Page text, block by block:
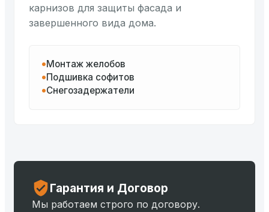
карнизов для защиты фасада и
завершенного вида дома.
Монтаж желобов
Подшивка софитов
Снегозадержатели
Гарантия и Договор
Мы работаем строго по договору.